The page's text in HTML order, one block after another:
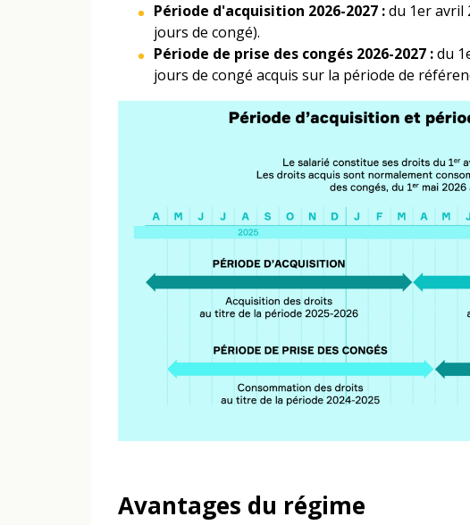
Période d'acquisition 2026-2027 :du 1er avril
jours de congé).
Période de prise des congés 2026-2027 :du
jours de congé acquis sur la période de
Avantages du régime